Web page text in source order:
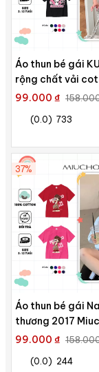
Áo thun bé gái
rộng chất vải
mát AED1521
99.000 ₫
(0.0) 733
37%
Áo thun bé gái
thương 2017
tròn vải cotton
99.000 ₫
(0.0) 244